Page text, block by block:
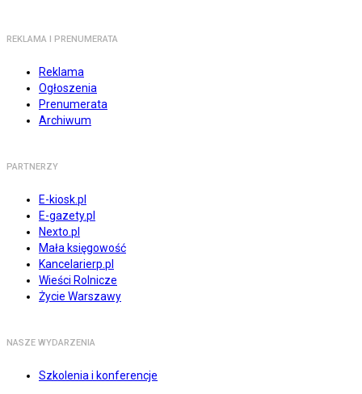
REKLAMA I PRENUMERATA
Reklama
Ogłoszenia
Prenumerata
Archiwum
PARTNERZY
E-kiosk.pl
E-gazety.pl
Nexto.pl
Mała księgowość
Kancelarierp.pl
Wieści Rolnicze
Życie Warszawy
NASZE WYDARZENIA
Szkolenia i konferencje